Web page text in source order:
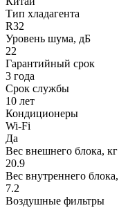
Тип хладагента
R32
Уровень шума, дБ
22
Гарантийный срок
3 года
Срок службы
10 лет
Кондиционеры
Wi-Fi
Да
Вес внешнего блока, кг
20.9
Вес внутреннего
7.2
Воздушные фильтры